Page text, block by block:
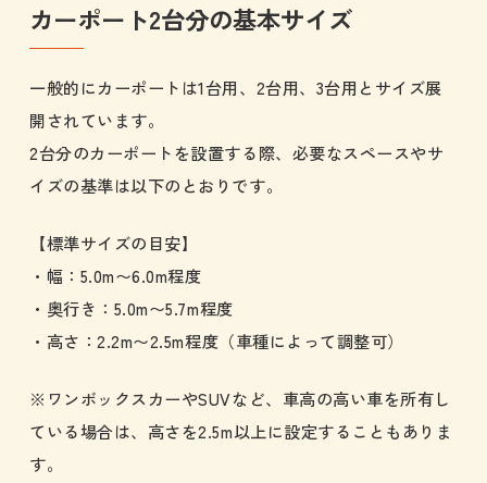
カーポート2台分の基本サイズ
一般的にカーポートは1台用、2台用、3台用とサイズ展
開されています。
2台分のカーポートを設置する際、必要なスペースやサ
イズの基準は以下のとおりです。
【標準サイズの目安】
・幅：5.0m〜6.0m程度
・奥行き：5.0m〜5.7m程度
・高さ：2.2m〜2.5m程度（車種によって調整可）
※ワンボックスカーやSUVなど、車高の高い車を所有し
ている場合は、高さを2.5m以上に設定することもありま
す。